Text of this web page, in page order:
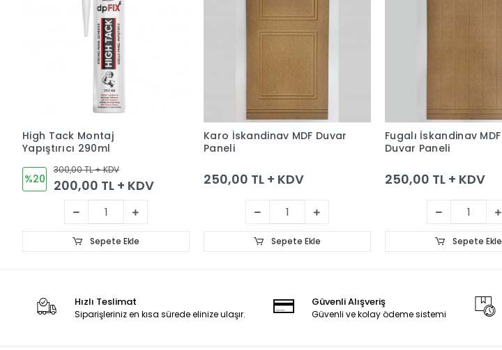
High Tack Montaj
Yapıştırıcı 290ml
%20
300,00 TL + KDV
200,00 TL + KDV
Sepete Ekle
Karo İskandinav MDF Duvar
Paneli
250,00 TL + KDV
Sepete Ekle
Fugalı İskandinav MDF
Duvar Paneli
250,00 TL + KDV
Sepete Ekle
Hızlı Teslimat
Siparişleriniz en kısa sürede elinize ulaşır.
Güvenli Alışveriş
Güvenli ve kolay ödeme sistemi